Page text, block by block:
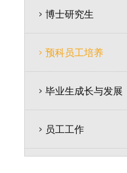
博士研究生
预科员工培养
毕业生成长与发展
员工工作